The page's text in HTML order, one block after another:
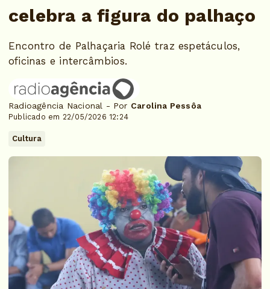
celebra a figura do palhaço
Encontro de Palhaçaria Rolé traz espetáculos,
oficinas e intercâmbios.
Radioagência Nacional - Por Carolina Pessôa
Publicado em 22/05/2026 12:24
Cultura